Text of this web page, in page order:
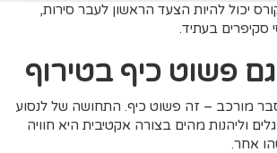
יכול להיות הצעד הראשון לעבר סירות,
בעתיד.
פשוט כיף בטירוף
מורכב – זה פשוט כיף. התחושה של לנסוע
וליהנות מהים בצורה אקטיבית היא חוויה
אחר.